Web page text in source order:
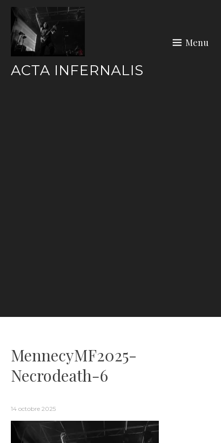
Skip
content
ACTA INFERNALIS
Menu
MennecyMF2025-
Necrodeath-6
14 octobre 2025